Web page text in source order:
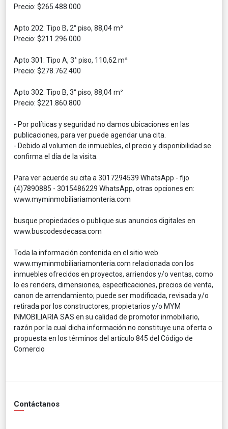
Precio: $265.488.000
Apto 202: Tipo B, 2° piso, 88,04 m²
Precio: $211.296.000
Apto 301: Tipo A, 3° piso, 110,62 m²
Precio: $278.762.400
Apto 302: Tipo B, 3° piso, 88,04 m²
Precio: $221.860.800
- Por políticas y seguridad no damos ubicaciones en las
publicaciones, para ver puede agendar una cita.
- Debido al volumen de inmuebles, el precio y disponibilidad se
confirma el día de la visita.
Para ver acuerde su cita a 3017294539 WhatsApp - fijo
(4)7890885 - 3015486229 WhatsApp, otras opciones en:
www.myminmobiliariamonteria.com
busque propiedades o publique sus anuncios digitales en
www.buscodesdecasa.com
Toda la información contenida en el sitio web
www.myminmobiliariamonteria.com relacionada con los
inmuebles ofrecidos en proyectos, arriendos y/o ventas, como
lo es renders, dimensiones, especificaciones, precios de venta,
canon de arrendamiento; puede ser modificada, revisada y/o
retirada por los constructores, propietarios y/o MYM
INMOBILIARIA SAS en su calidad de promotor inmobiliario,
razón por la cual dicha información no constituye una oferta o
propuesta en los términos del artículo 845 del Código de
Comercio
Contáctanos